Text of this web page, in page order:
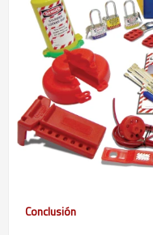
Conclusión